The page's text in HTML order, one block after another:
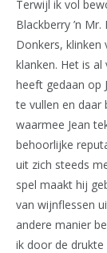
Terwijl ik vol
Blackberry ’n
Donkers,
klanken. Het is
heeft gedaan op
te vullen en daar
waarmee Jean
behoorlijke
uit zich steeds
spel maakt hij
van wijnflessen
andere manier
ik door de